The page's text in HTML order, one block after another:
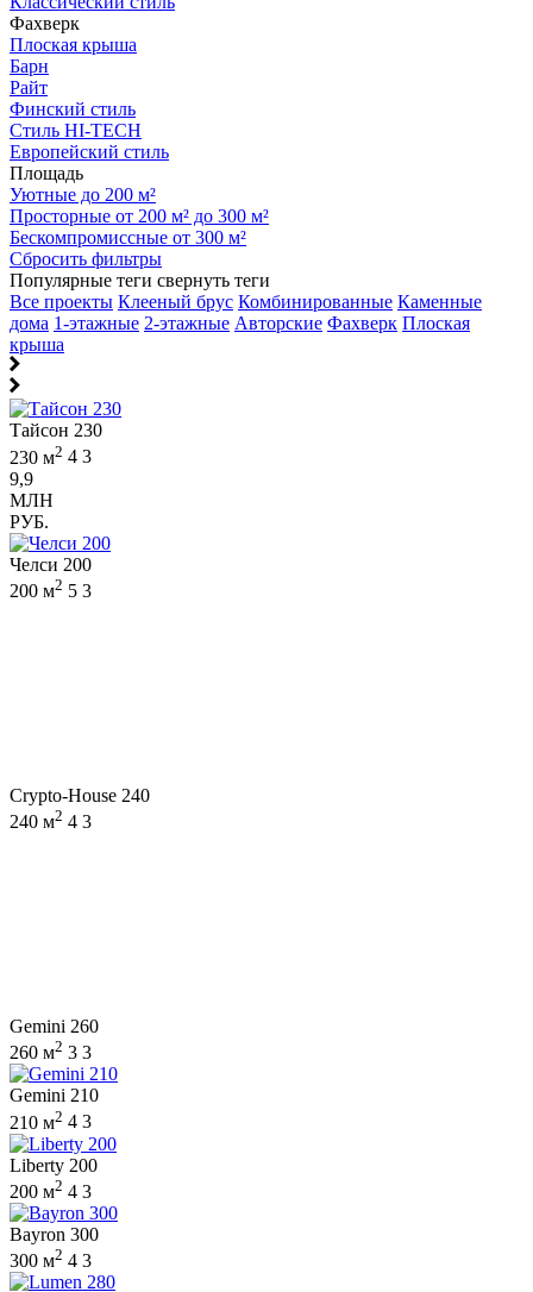
Фахверк
Плоская крыша
Барн
Райт
Финский стиль
Стиль HI-TECH
Европейский стиль
Площадь
Уютные до 200 м²
Просторные от 200 м² до 300 м²
Бескомпромиссные от 300 м²
Сбросить фильтры
Популярные теги свернуть теги
Все проекты Клееный брус Комбинированные Каменные
дома 1-этажные 2-этажные Авторские Фахверк Плоская
крыша
Тайсон 230
230 м2 4 3
9,9
МЛН
РУБ.
Челси 200
200 м2 5 3
Crypto-House 240
240 м2 4 3
Gemini 260
260 м2 3 3
Gemini 210
210 м2 4 3
Liberty 200
200 м2 4 3
Bayron 300
300 м2 4 3